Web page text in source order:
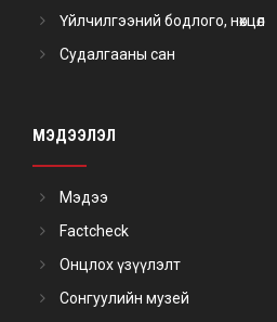
Үйлчилгээний бодлого, нөхцөл
Судалгааны сан
МЭДЭЭЛЭЛ
Мэдээ
Factcheck
Онцлох үзүүлэлт
Сонгуулийн музей